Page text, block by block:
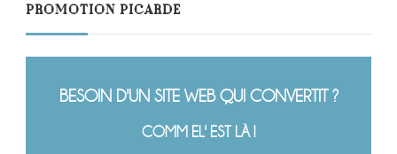
PROMOTION PICARDE
BESOIN D'UN SITE WEB QUI CONVERTIT ?
COMM EL' EST LÀ !